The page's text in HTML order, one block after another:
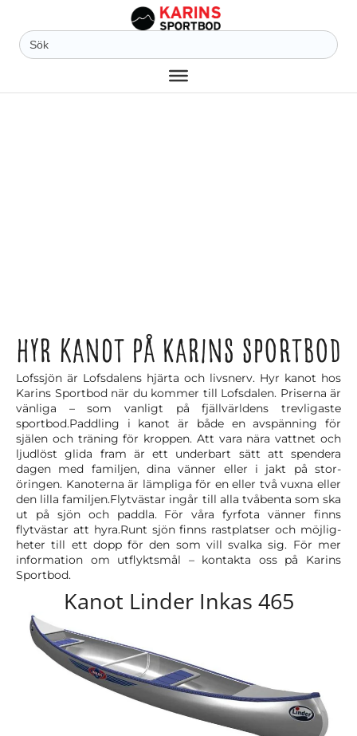
Sök
efter:
Hyr kanot på Karins Sportbod
Lofssjön är Lofsdalens hjärta och livsnerv. Hyr kanot hos
Karins Sportbod när du kommer till Lofsdalen. Priserna är
vänliga – som vanligt på fjällvärldens trevligaste
sportbod.Paddling i kanot är både en avspänning för
själen och träning för kroppen. Att vara nära vattnet och
ljud­löst glida fram är ett underbart sätt att spendera
dagen med familjen, dina vänner eller i jakt på stor­
öringen. Kanoterna är lämpliga för en eller två vuxna eller
den lilla familjen.Flytvästar ingår till alla tvåbenta som ska
ut på sjön och paddla. För våra fyrfota vänner finns
flytvästar att hyra.Runt sjön finns rastplatser och möjlig­
heter till ett dopp för den som vill svalka sig. För mer
information om utflyktsmål – kontakta oss på Karins
Sportbod.
Kanot Linder Inkas 465